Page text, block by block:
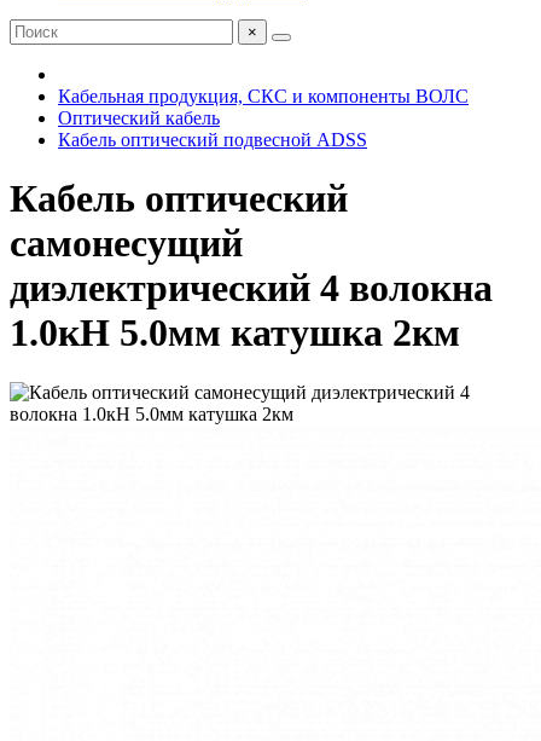
×
Кабельная продукция, СКС и компоненты ВОЛС
Оптический кабель
Кабель оптический подвесной ADSS
Кабель оптический
самонесущий
диэлектрический 4 волокна
1.0кН 5.0мм катушка 2км